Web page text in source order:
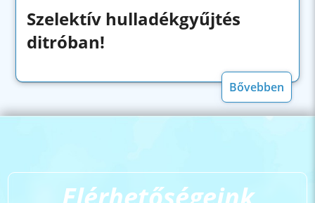
Szelektív hulladékgyűjtés
ditróban!
Bővebben